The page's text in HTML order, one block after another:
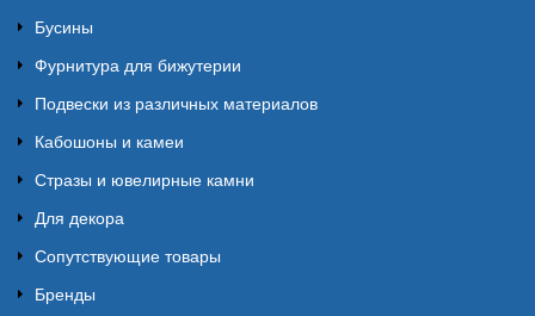
Бусины
Фурнитура для бижутерии
Подвески из различных материалов
Кабошоны и камеи
Стразы и ювелирные камни
Для декора
Сопутствующие товары
Бренды